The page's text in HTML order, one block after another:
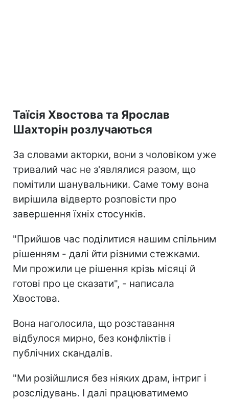
Таїсія Хвостова та Ярослав
Шахторін розлучаються
За словами акторки, вони з чоловіком уже
тривалий час не з'являлися разом, що
помітили шанувальники. Саме тому вона
вирішила відверто розповісти про
завершення їхніх стосунків.
"Прийшов час поділитися нашим спільним
рішенням - далі йти різними стежками.
Ми прожили це рішення крізь місяці й
готові про це сказати", - написала
Хвостова.
Вона наголосила, що розставання
відбулося мирно, без конфліктів і
публічних скандалів.
"Ми розійшлися без ніяких драм, інтриг і
розслідувань. І далі працюватимемо